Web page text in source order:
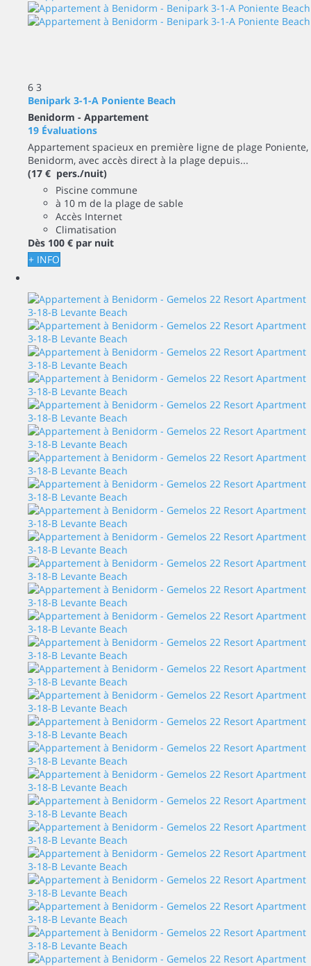
6 3
Benipark 3-1-A Poniente Beach
Benidorm - Appartement
19 Évaluations
Appartement spacieux en première ligne de plage Poniente,
Benidorm, avec accès direct à la plage depuis...
(17 € pers./nuit)
Piscine commune
à 10 m de la plage de sable
Accès Internet
Climatisation
Dès 100 € par nuit
+ INFO